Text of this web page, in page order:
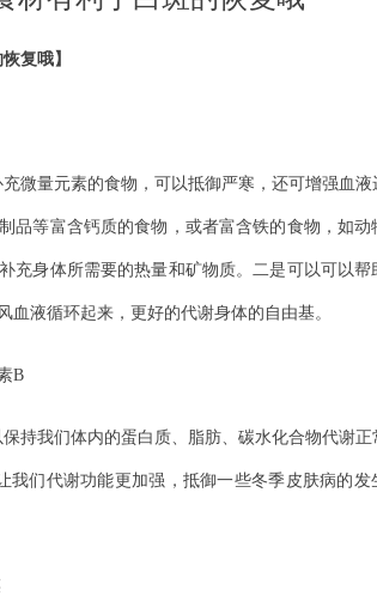
复哦】
微量元素的食物，可以抵御严寒，还可增强血液
品等富含钙质的食物，或者富含铁的食物，如动
充身体所需要的热量和矿物质。二是可以可以帮
血液循环起来，更好的代谢身体的自由基。
B
持我们体内的蛋白质、脂肪、碳水化合物代谢正
我们代谢功能更加强，抵御一些冬季皮肤病的发